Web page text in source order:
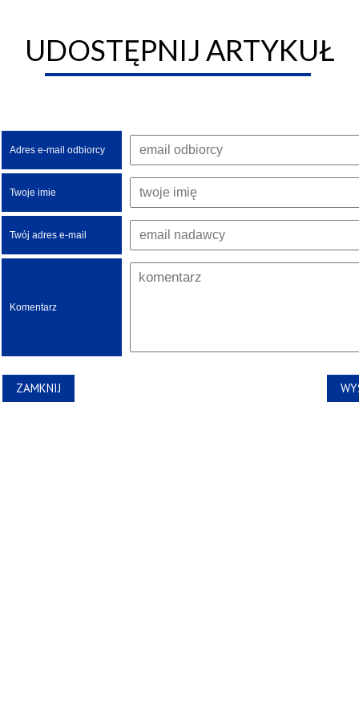
UDOSTĘPNIJ ARTYKUŁ
Adres e-mail odbiorcy
Twoje imie
Twój adres e-mail
Komentarz